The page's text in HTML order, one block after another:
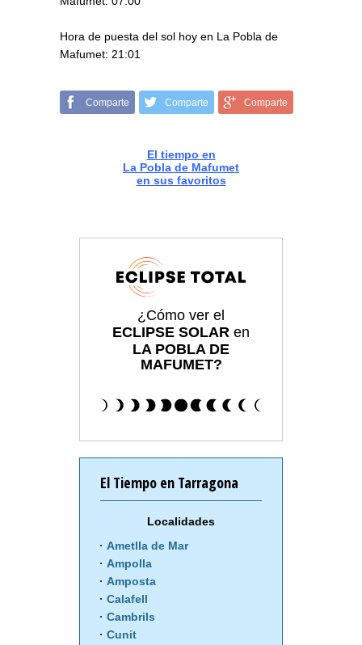
Hora de puesta del sol hoy en La Pobla de
Mafumet: 21:01
Comparte Comparte Comparte
El tiempo en
La Pobla de Mafumet
en sus favoritos
¿Cómo ver el
ECLIPSE SOLAR en
LA POBLA DE
MAFUMET?
El Tiempo en Tarragona
Localidades
Ametlla de Mar
Ampolla
Amposta
Calafell
Cambrils
Cunit